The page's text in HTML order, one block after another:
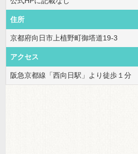
住所
京都府向日市上植野町御塔道19-3
アクセス
阪急京都線「西向日駅」より徒歩１分